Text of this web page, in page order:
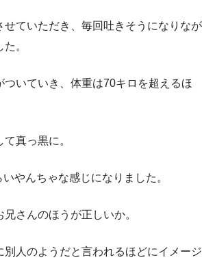
せていただき、毎回吐きそうになりなが
。
ついていき、体重は70キロを超えるほ
真っ黒に。
やんちゃな感じになりました。
さんのほうが正しいか。
別人のようだと言われるほどにイメージ